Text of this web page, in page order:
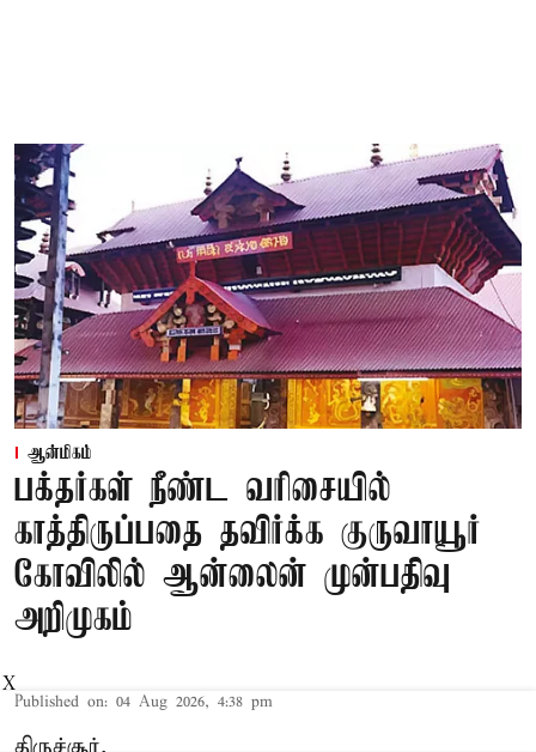
ஆன்மிகம்
பக்தர்கள் நீண்ட வரிசையில்
காத்திருப்பதை தவிர்க்க குருவாயூர்
கோவிலில் ஆன்லைன் முன்பதிவு
அறிமுகம்
Published on: 04 Aug 2026, 4:38 pm
X